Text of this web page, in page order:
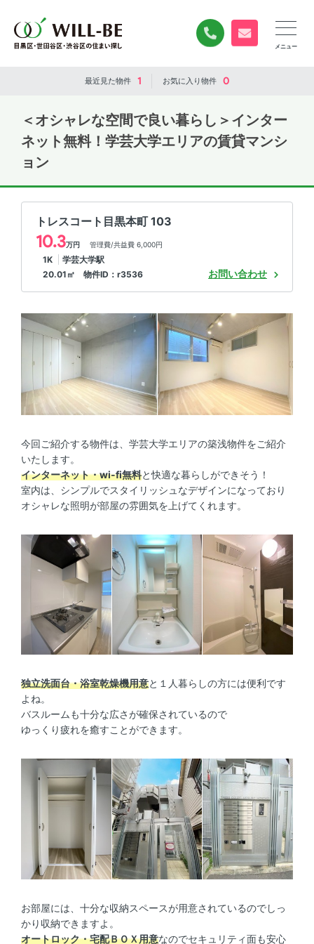
0120-840-834
無料お問い合
最近見た物件 1 お気に入り物件 0
＜オシャレな空間で良い暮らし＞インター
ネット無料！学芸大学エリアの賃貸マンシ
ョン
トレスコート目黒本町 103
10.3万円 管理費/共益費 6,000円
1K
学芸大学駅
20.01㎡ 物件ID：r3536
お問い合わせ
今回ご紹介する物件は、学芸大学エリアの築浅物件をご紹介
いたします。
インターネット・wi-fi無料と快適な暮らしができそう！
室内は、シンプルでスタイリッシュなデザインになっており
オシャレな照明が部屋の雰囲気を上げてくれます。
独立洗面台・浴室乾燥機用意と１人暮らしの方には便利です
よね。
バスルームも十分な広さが確保されているので
ゆっくり疲れを癒すことができます。
お部屋には、十分な収納スペースが用意されているのでしっ
かり収納できますよ。
オートロック・宅配ＢＯＸ用意なのでセキュリティ面も安心